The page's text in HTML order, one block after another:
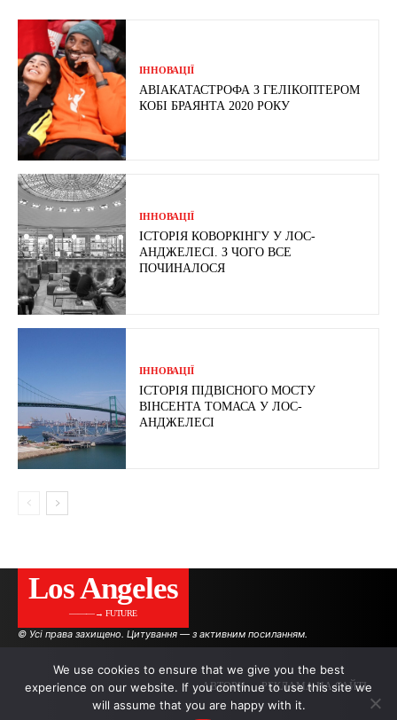
ІННОВАЦІЇ
АВІАКАТАСТРОФА З ГЕЛІКОПТЕРОМ
КОБІ БРАЯНТА 2020 РОКУ
ІННОВАЦІЇ
ІСТОРІЯ КОВОРКІНГУ У ЛОС-
АНДЖЕЛЕСІ. З ЧОГО ВСЕ
ПОЧИНАЛОСЯ
ІННОВАЦІЇ
ІСТОРІЯ ПІДВІСНОГО МОСТУ
ВІНСЕНТА ТОМАСА У ЛОС-
АНДЖЕЛЕСІ
Los Angeles
———→ FUTURE
© Усі права захищено. Цитування — з активним посиланням.
АВТОРИ РЕКЛАМА НА САЙТІ
We use cookies to ensure that we give you the best
experience on our website. If you continue to use this site we
will assume that you are happy with it.